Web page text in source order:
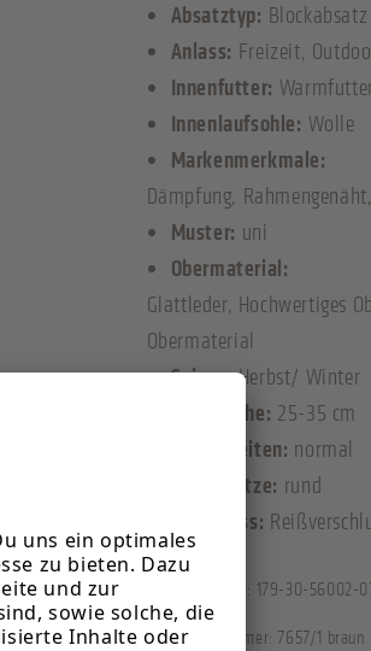
Absatztyp: Blockabsatz
Anlass: Freizeit,
Innenfutter:
Innenlaufsohle: Wolle
Markenmerkmale:
Dämpfung,
Muster: uni
Obermaterial:
Glattleder, Hochwertiges
Obermaterial
Saison: Herbst/ Winter
Schafthöhe: 25-35 cm
Schaftweiten: normal
Schuhspitze: rund
Verschluss:
Artikelnummer: 179-30-56002-
Herstellernummer: 7657/1 braun